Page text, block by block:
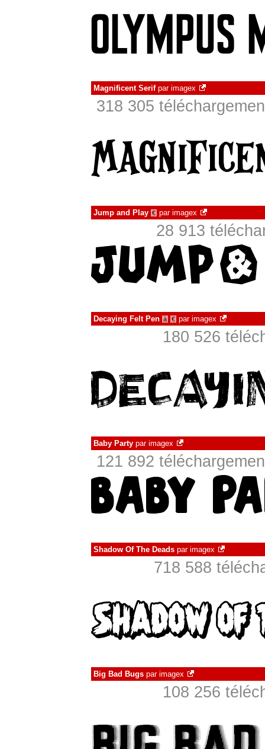
Magnificent Serifpar imagex
318 305
Jump and Play € par imagex
28 913
Decaying Felt Pen à € par imagex
180 526
Baby Party par imagex
121 892
Shadow Of The Deads par imagex
718 588
Big Bad Bugs par imagex
108 256